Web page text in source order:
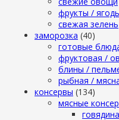
фрукты /
свежая зелень
заморозка (40)
готовые
фруктовая /
блины /
рыбная /
консервы (134)
мясные
говядина